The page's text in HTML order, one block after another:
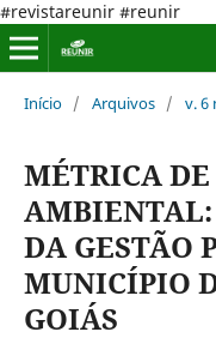
#revistareunir #reunir
Início / Arquivos / v. 6
MÉTRICA
AMBIENTAL:
DA GESTÃO
MUNICÍPIO
GOIÁS